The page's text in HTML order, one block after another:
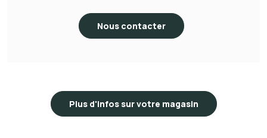
Nous contacter
Plus d'infos sur votre magasin